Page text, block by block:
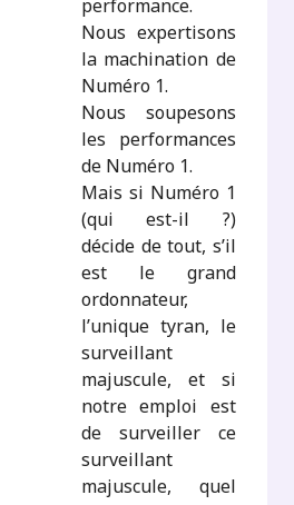
performance.
Nous expertisons
la machination de
Numéro 1.
Nous soupesons
les performances
de Numéro 1.
Mais si Numéro 1
(qui est-il ?)
décide de tout, s’il
est le grand
ordonnateur,
l’unique tyran, le
surveillant
majuscule, et si
notre emploi est
de surveiller ce
surveillant
majuscule, quel